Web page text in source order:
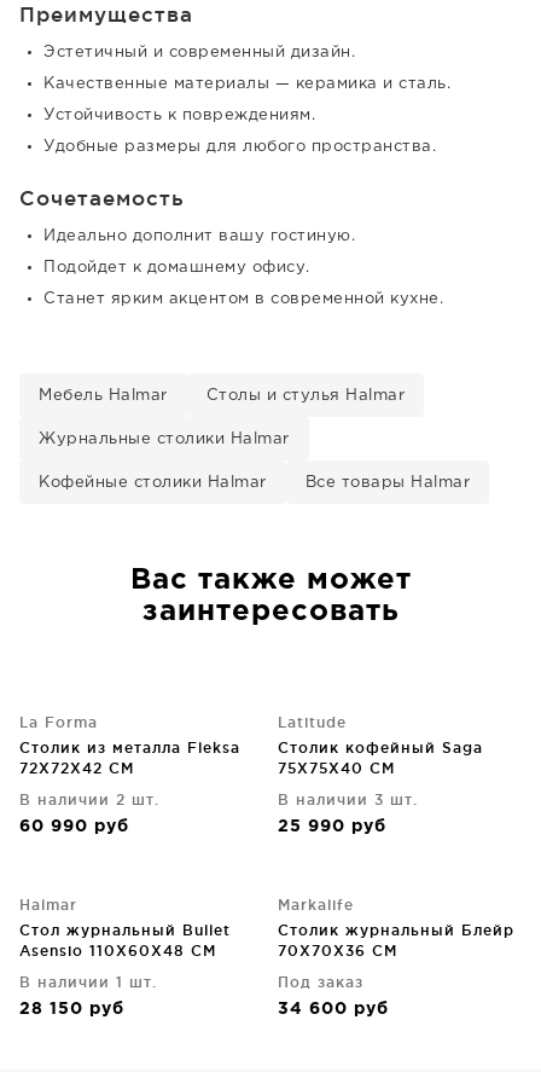
Преимущества
Эстетичный и современный дизайн.
Качественные материалы — керамика и сталь.
Устойчивость к повреждениям.
Удобные размеры для любого пространства.
Сочетаемость
Идеально дополнит вашу гостиную.
Подойдет к домашнему офису.
Станет ярким акцентом в современной кухне.
Мебель Halmar Столы и стулья Halmar
Журнальные столики Halmar
Кофейные столики Halmar Все товары Halmar
Вас также может
заинтересовать
La Forma
Cтолик из металла Fleksa
72X72X42 CM
В наличии 2 шт.
60 990 руб
Latitude
Столик кофейный Saga
75X75X40 CM
В наличии 3 шт.
25 990 руб
Halmar
Стол журнальный Bullet
Asensio 110X60X48 CM
В наличии 1 шт.
28 150 руб
Markalife
Столик журнальный Блейр
70X70X36 CM
Под заказ
34 600 руб